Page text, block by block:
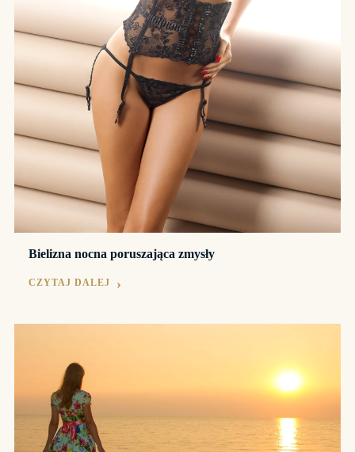
Bielizna nocna poruszająca zmysły
CZYTAJ DALEJ